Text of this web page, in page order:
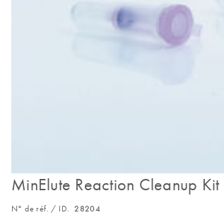
MinElute Reaction Cleanup
N° de réf. / ID.28204